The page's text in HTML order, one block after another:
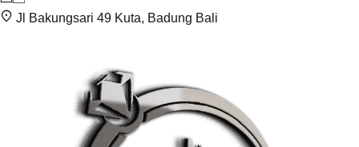
Jl Bakungsari 49 Kuta, Badung Bali